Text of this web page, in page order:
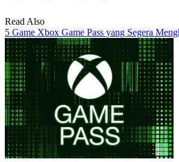
Read Also
5 Game Xbox Game Pass yang Segera